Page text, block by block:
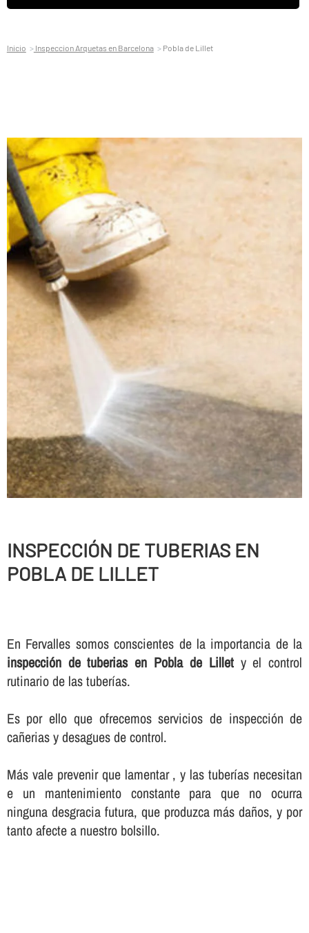
Inicio Inspeccion Arquetas en Barcelona Pobla de Lillet
INSPECCIÓN DE TUBERIAS EN
POBLA DE LILLET
En Fervalles somos conscientes de la importancia de la
inspección de tuberias en Pobla de Lillety el control
rutinario de las tuberí­as.
Es por ello que ofrecemos servicios de inspección de
cañerias y desagues de control.
Más vale prevenir que lamentar , y las tuberí­as necesitan
e un mantenimiento constante para que no ocurra
ninguna desgracia futura, que produzca más daños, y por
tanto afecte a nuestro bolsillo.